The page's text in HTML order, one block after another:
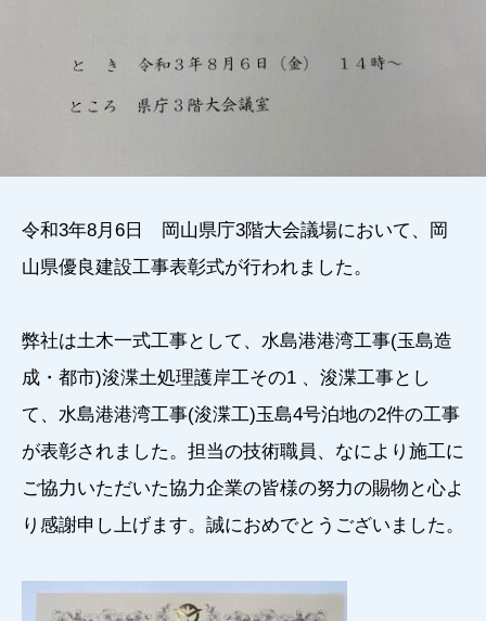
令和3年8月6日 岡山県庁3階大会議場において、岡
山県優良建設工事表彰式が行われました。
弊社は土木一式工事として、水島港港湾工事(玉島造
成・都市)浚渫土処理護岸工その1 、浚渫工事とし
て、水島港港湾工事(浚渫工)玉島4号泊地の2件の工事
が表彰されました。担当の技術職員、なにより施工に
ご協力いただいた協力企業の皆様の努力の賜物と心よ
り感謝申し上げます。誠におめでとうございました。